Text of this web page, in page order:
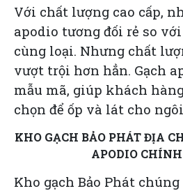
Với chất lượng cao cấp,
apodio tương đối rẻ so
cùng loại. Nhưng chất
vượt trội hơn hẳn. Gạch
mẫu mã, giúp khách
chọn để ốp và lát cho
KHO GẠCH BẢO PHÁT ĐỊA
APODIO
Kho gạch Bảo Phát